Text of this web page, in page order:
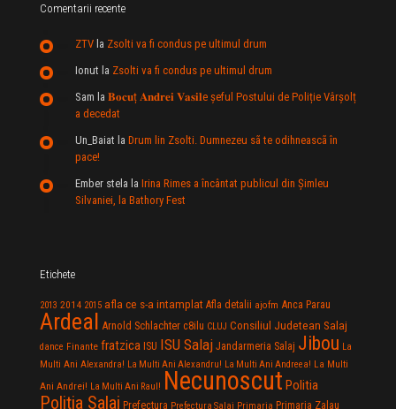
Comentarii recente
ZTV la Zsolti va fi condus pe ultimul drum
Ionut la Zsolti va fi condus pe ultimul drum
Sam la 𝐁𝐨𝐜𝐮ț 𝐀𝐧𝐝𝐫𝐞𝐢 𝐕𝐚𝐬𝐢𝐥e şeful Postului de Poliție Vârșolț
a decedat
Un_Baiat la Drum lin Zsolti. Dumnezeu sã te odihneascã în
pace!
Ember stela la Irina Rimes a încântat publicul din Şimleu
Silvaniei, la Bathory Fest
Etichete
2013 2014 2015 afla ce s-a intamplat Afla detalii ajofm Anca Parau
Ardeal Arnold Schlachter c8ilu CLUJ Consiliul Judetean Salaj
dance Finante fratzica ISU ISU Salaj Jandarmeria Salaj Jibou La
Multi Ani Alexandra! La Multi Ani Alexandru! La Multi Ani Andreea! La Multi
Ani Andrei! La Multi Ani Raul! Necunoscut Politia
Politia Salaj Prefectura Prefectura Salaj Primaria Primaria Zalau